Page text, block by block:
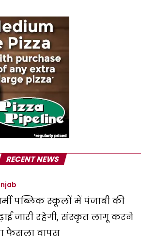
RECENT NEWS
पब्लिक स्कूलों में पंजाबी की
जारी रहेगी, संस्कृत लागू करने
फैसला वापस